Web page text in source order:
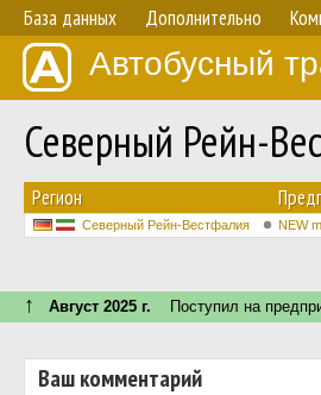
База данных Дополнительно
Автобусный
Северный Рейн-
Регион
Северный Рейн-Вестфалия NEW
↑ Август 2025 г. Поступил на
Ваш комментарий